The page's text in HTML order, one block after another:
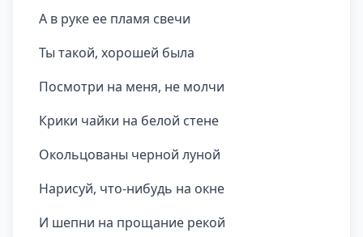
А в руке ее пламя свечи
Ты такой, хорошей была
Посмотри на меня, не молчи
Крики чайки на белой стене
Окольцованы черной луной
Нарисуй, что-нибудь на окне
И шепни на прощание рекой